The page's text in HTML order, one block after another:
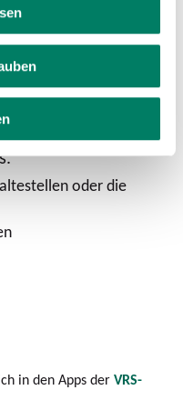
Ticket
Smartphone – für
oder die
in den Apps der VRS-